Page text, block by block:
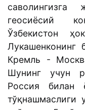
геосиёсий
Ўзбекистон
Лукашенконинг
Кремль -
Шунинг учун
Россия билан
тўқнашмаслиги